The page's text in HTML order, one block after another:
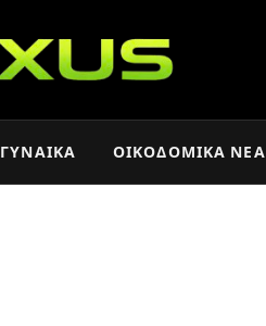
ΓΥΝΑΊΚΑ ΟΙΚΟΔΟΜΙΚΆ ΝΈΑ